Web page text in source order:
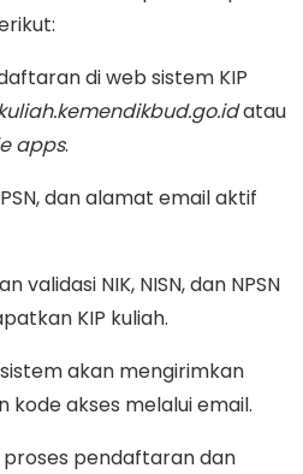
di web sistem KIP
atau
apps.
dan alamat email aktif
validasi NIK, NISN, dan NPSN
KIP kuliah.
akan mengirimkan
akses melalui email.
proses pendaftaran dan